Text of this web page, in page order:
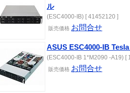
ル
(ESC4000-IB) [ 41452120 ]
販売価格 お問合せ
ASUS ESC4000-IB
(ESC4000-IB 1*M2090 -A19) [
販売価格 お問合せ